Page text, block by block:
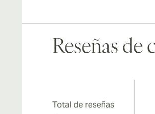
Reseñas de
Total de reseñas